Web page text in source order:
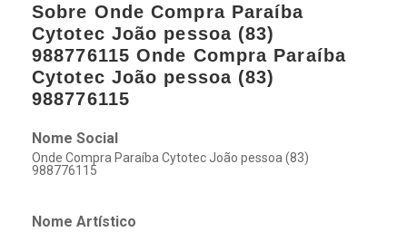
Sobre Onde Compra Paraíba
Cytotec João pessoa (83)
988776115 Onde Compra Paraíba
Cytotec João pessoa (83)
988776115
Nome Social
Onde Compra Paraíba Cytotec João pessoa (83)
988776115
Nome Artístico